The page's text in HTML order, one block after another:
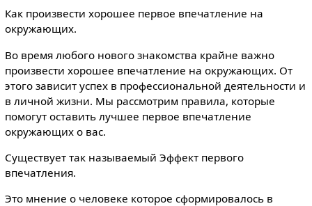
Как произвести хорошее первое впечатление на
окружающих.
Во время любого нового знакомства крайне важно
произвести хорошее впечатление на окружающих. От
этого зависит успех в профессиональной деятельности и
в личной жизни. Мы рассмотрим правила, которые
помогут оставить лучшее первое впечатление
окружающих о вас.
Существует так называемый Эффект первого
впечатления.
Это мнение о человеке которое сформировалось в